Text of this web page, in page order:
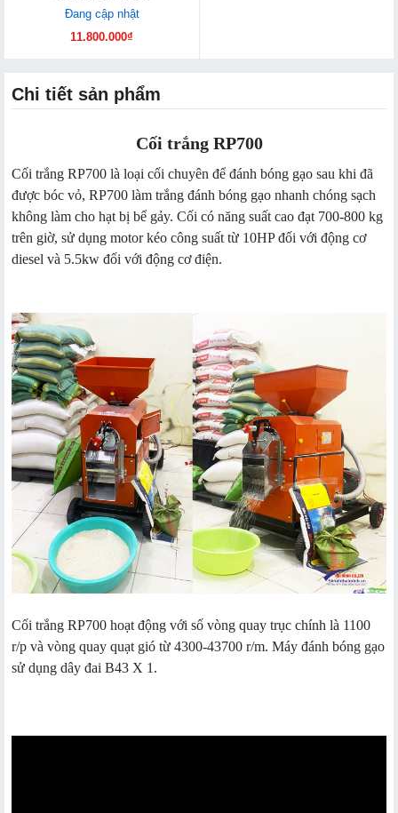
Đang cập nhật
11.800.000₫
Chi tiết sản phẩm
Cối trắng RP700
Cối trắng RP700 là loại cối chuyên để đánh bóng gạo sau khi đã
được bóc vỏ, RP700 làm trắng đánh bóng gạo nhanh chóng sạch
không làm cho hạt bị bể gảy. Cối có năng suất cao đạt 700-800 kg
trên giờ, sử dụng motor kéo công suất từ 10HP đối với động cơ
diesel và 5.5kw đối với động cơ điện.
Cối trắng RP700 hoạt động với số vòng quay trục chính là 1100
r/p và vòng quay quạt gió từ 4300-43700 r/m. Máy đánh bóng gạo
sử dụng dây đai B43 X 1.